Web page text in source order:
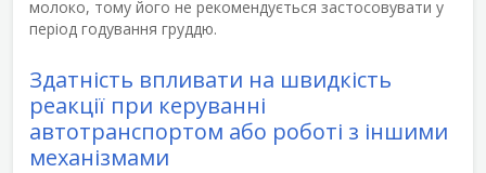
молоко, тому його не рекомендується застосовувати у
період годування груддю.
Здатність впливати на швидкість
реакції при керуванні
автотранспортом або роботі з іншими
механізмами